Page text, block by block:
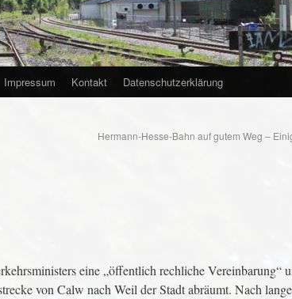
Impressum Kontakt Datenschutzerklärung
Hermann-Hesse-Bahn auf gutem Weg –
eine „öffentlich rechliche Vereinbarung“
von Calw nach Weil der Stadt abräumt. Nach